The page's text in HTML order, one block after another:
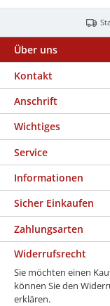
Über uns
Kontakt
Anschrift
Wichtiges
Service
Informationen
Sicher Einkaufen
Zahlungsarten
Widerrufsrecht
Sie möchten einen
können Sie den
erklären.